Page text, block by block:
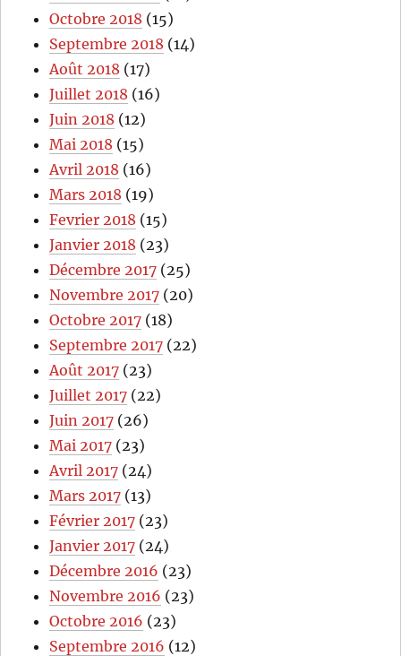
Octobre 2018 (15)
Septembre 2018 (14)
Août 2018 (17)
Juillet 2018 (16)
Juin 2018 (12)
Mai 2018 (15)
Avril 2018 (16)
Mars 2018 (19)
Fevrier 2018 (15)
Janvier 2018 (23)
Décembre 2017 (25)
Novembre 2017 (20)
Octobre 2017 (18)
Septembre 2017 (22)
Août 2017 (23)
Juillet 2017 (22)
Juin 2017 (26)
Mai 2017 (23)
Avril 2017 (24)
Mars 2017 (13)
Février 2017 (23)
Janvier 2017 (24)
Décembre 2016 (23)
Novembre 2016 (23)
Octobre 2016 (23)
Septembre 2016 (12)